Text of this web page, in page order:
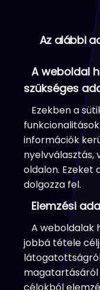
Az alábbi
A weboldal
szükséges
Ezekben a
információk
nyelvválasztás,
oldalon. Ezeket
dolgozza fel.
Elemzési
A weboldalak
jobbá tétele
magatartásáról